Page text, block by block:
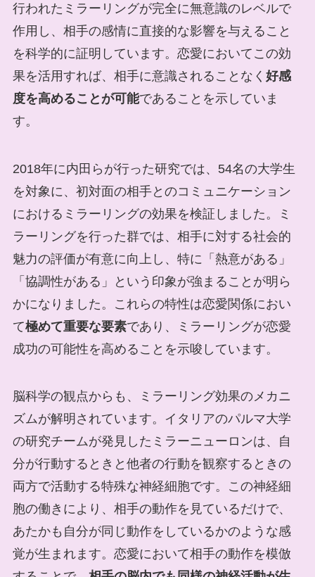
行われたミラーリングが完全に無意識のレベルで
作用し、相手の感情に直接的な影響を与えること
を科学的に証明しています。恋愛においてこの効
果を活用すれば、相手に意識されることなく 好感
度を高めることが可能であることを示していま
す。
2018年に内田らが行った研究では、54名の大学生
を対象に、初対面の相手とのコミュニケーション
におけるミラーリングの効果を検証しました。ミ
ラーリングを行った群では、相手に対する社会的
魅力の評価が有意に向上し、特に「熱意がある」
「協調性がある」という印象が強まることが明ら
かになりました。これらの特性は恋愛関係におい
て極めて重要な要素であり、ミラーリングが恋愛
成功の可能性を高めることを示唆しています。
脳科学の観点からも、ミラーリング効果のメカニ
ズムが解明されています。イタリアのパルマ大学
の研究チームが発見したミラーニューロンは、自
分が行動するときと他者の行動を観察するときの
両方で活動する特殊な神経細胞です。この神経細
胞の働きにより、相手の動作を見ているだけで、
あたかも自分が同じ動作をしているかのような感
覚が生まれます。恋愛において相手の動作を模倣